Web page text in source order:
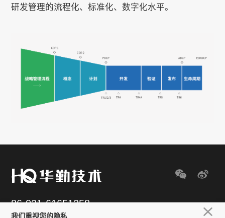
双重提升。同时结合用户需求，在模具、材
研发管理的流程化、标准化、数字化水平。
86-021-61651258
我们重视您的隐私